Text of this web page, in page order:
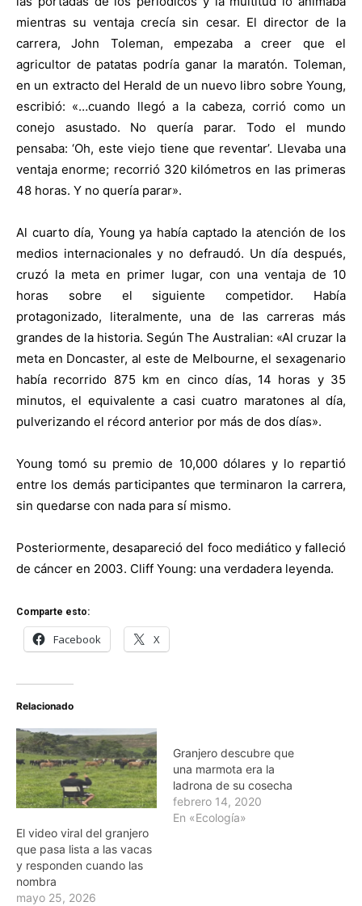
mientras su ventaja crecía sin cesar. El director de la
carrera, John Toleman, empezaba a creer que el
agricultor de patatas podría ganar la maratón. Toleman,
en un extracto del Herald de un nuevo libro sobre Young,
escribió: «…cuando llegó a la cabeza, corrió como un
conejo asustado. No quería parar. Todo el mundo
pensaba: ‘Oh, este viejo tiene que reventar’. Llevaba una
ventaja enorme; recorrió 320 kilómetros en las primeras
48 horas. Y no quería parar».
Al cuarto día, Young ya había captado la atención de los
medios internacionales y no defraudó. Un día después,
cruzó la meta en primer lugar, con una ventaja de 10
horas sobre el siguiente competidor. Había
protagonizado, literalmente, una de las carreras más
grandes de la historia. Según The Australian: «Al cruzar la
meta en Doncaster, al este de Melbourne, el sexagenario
había recorrido 875 km en cinco días, 14 horas y 35
minutos, el equivalente a casi cuatro maratones al día,
pulverizando el récord anterior por más de dos días».
Young tomó su premio de 10,000 dólares y lo repartió
entre los demás participantes que terminaron la carrera,
sin quedarse con nada para sí mismo.
Posteriormente, desapareció del foco mediático y falleció
de cáncer en 2003. Cliff Young: una verdadera leyenda.
Comparte esto:
Facebook X
Relacionado
El video viral del granjero
que pasa lista a las vacas
y responden cuando las
nombra
mayo 25, 2026
Granjero descubre que
una marmota era la
ladrona de su cosecha
febrero 14, 2020
En «Ecología»